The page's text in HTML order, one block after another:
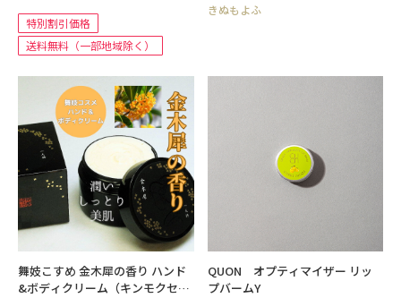
特別割引価格
送料無料（一部地域除く）
きぬもよふ
舞妓こすめ 金木犀の香り ハンド
&ボディクリーム（キンモクセ
QUON オプティマイザー リッ
プバームY